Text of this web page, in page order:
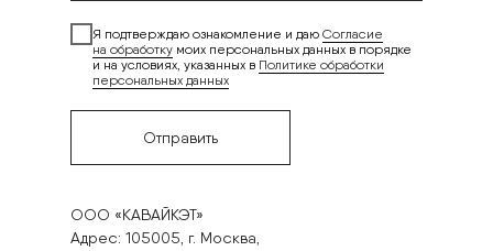
Я подтверждаю ознакомление и даю Согласие
на обработку моих персональных данных в порядке
и на условиях, указанных в Политике обработки
персональных данных
Отправить
ООО «КАВАЙКЭТ»
Адрес: 105005, г. Москва,